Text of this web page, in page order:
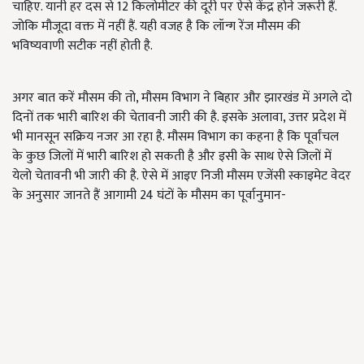
चाहिए. यानी हर दस से 12 किलोमीटर की दूरी पर ऐसे केंद्र होने जरूरी हैं.
जोकि मौजूदा वक्त में नहीं हैं. यही वजह है कि लॉन्ग रेंज मौसम की
भविष्यवाणी सटीक नहीं होती है.
अगर बात करें मौसम की तो, मौसम विभाग ने बिहार और झारखंड में अगले दो
दिनों तक भारी बारिश की चेतावनी जारी की है. इसके अलावा, उत्तर प्रदेश में
भी मानसून सक्रिय नजर आ रहा है. मौसम विभाग का कहना है कि पूर्वांचल
के कुछ जिलों में भारी बारिश हो सकती है और इसी के साथ ऐसे जिलों में
येलो चेतावनी भी जारी की है. ऐसे में आइए निजी मौसम एजेंसी स्काइमेट वेदर
के अनुसार जानते हैं आगामी 24 घंटों के मौसम का पूर्वानुमान-